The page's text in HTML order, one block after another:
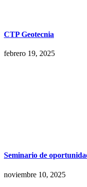
CTP Geotecnia
febrero 19, 2025
Seminario de
noviembre 10, 2025